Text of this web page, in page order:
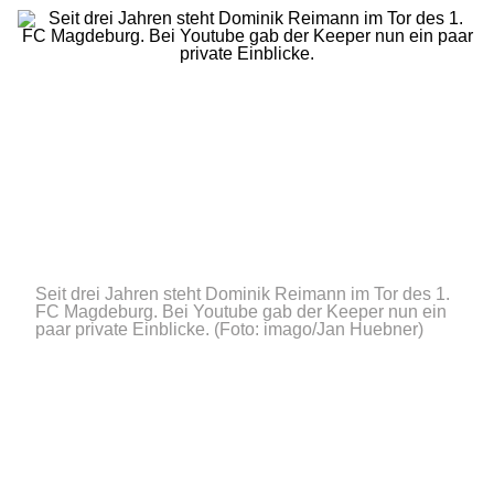
Seit drei Jahren steht Dominik Reimann im Tor des 1.
FC Magdeburg. Bei Youtube gab der Keeper nun ein
paar private Einblicke. (Foto: imago/Jan Huebner)